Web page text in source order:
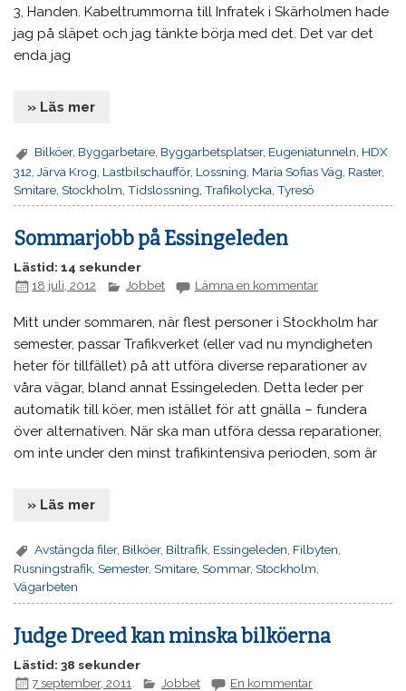
3, Handen. Kabeltrummorna till Infratek i Skärholmen hade
jag på släpet och jag tänkte börja med det. Det var det
enda jag
» Läs mer
Bilköer, Byggarbetare Byggarbetsplatser, Eugeniatunneln HDX
312
Järva Krog Lastbilschaufför, Lossning Maria Sofias Väg Raster,
Smitare ,Stockholm ,Tidslossning ,Trafikolycka ,Tyresö
Sommarjobb på Essingeleden
Lästid: 14 sekunder
18 juli, 2012
Jobbet Lämna en kommentar
Mitt under sommaren, när flest personer i Stockholm har
semester, passar Trafikverket (eller vad nu myndigheten
heter för tillfället) på att utföra diverse reparationer av
våra vägar, bland annat Essingeleden. Detta leder per
automatik till köer, men istället för att gnälla – fundera
över alternativen. När ska man utföra dessa reparationer,
om inte under den minst trafikintensiva perioden, som är
» Läs mer
Avstängda filer, Bilköer, Biltrafik Essingeleden Filbyten
Rusningstrafik,Semester,Smitare,Sommar,Stockholm,
Vägarbeten
Judge Dreed kan minska bilköerna
Lästid: 38 sekunder
7 september, 2011
Jobbet En kommentar